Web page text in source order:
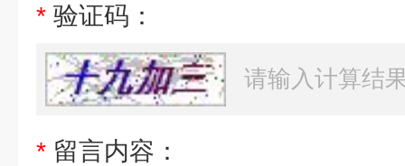
* 验证码：
* 留言内容：